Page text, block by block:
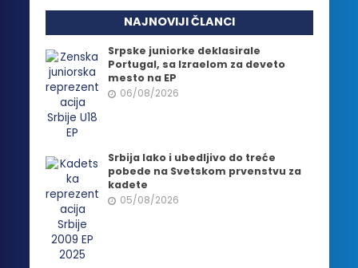
NAJNOVIJI ČLANCI
Srpske juniorke deklasirale
Portugal, sa Izraelom za deveto
mesto na EP
06/08/2026
Srbija lako i ubedljivo do treće
pobede na Svetskom prvenstvu za
kadete
05/08/2026